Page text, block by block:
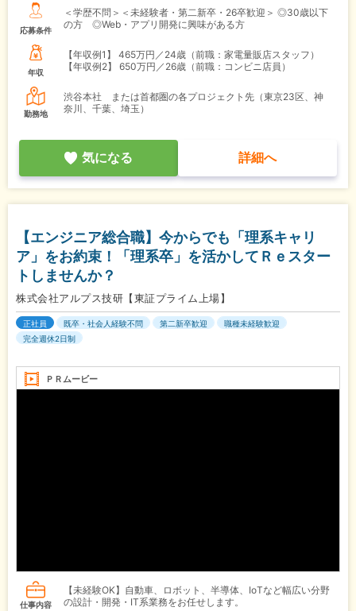
応募条件
＜学歴不問＞＜未経験者・第二新卒・26卒歓迎＞ ◎30歳以下
の方 ◎Web・アプリ開発に興味がある方
年収
【年収例1】
465万円／24歳（前職：家電量販店スタッフ）
【年収例2】
650万円／26歳（前職：コンビニ店員）
勤務地
渋谷本社 または首都圏の各プロジェクト先（東京23区、神
奈川、千葉、埼玉）
気になる 詳細へ
【エンジニア総合職】今からでも「理系キャリ
ア」をお約束！「理系卒」を活かしてＲｅスター
トしませんか？
株式会社アルプス技研【東証プライム上場】
正社員 既卒・社会人経験不問 第二新卒歓迎
職種未経験歓迎
完全週休2日制
ＰＲムービー
仕事内容
【未経験OK】自動車、ロボット、半導体、IoTなど幅広い分野
の設計・開発・IT系業務をお任せします。